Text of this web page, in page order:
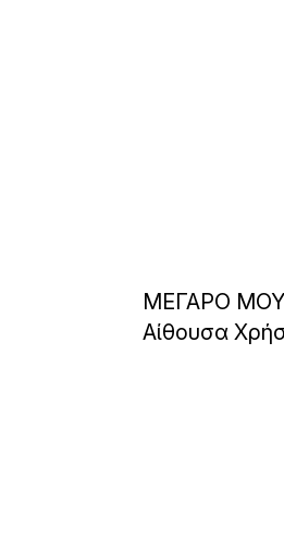
ΜΕΓΑΡΟ
Αίθουσα